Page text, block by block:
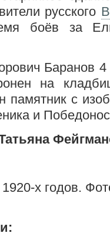
русского
боёв за
Баранов 4
на
памятник с
и
х годов.